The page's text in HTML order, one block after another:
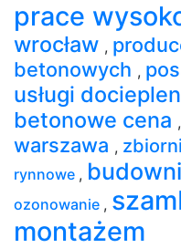
prace
wrocław ,
betonowych ,
usługi
betonowe cena ,
warszawa ,
rynnowe ,
ozonowanie ,
montażem